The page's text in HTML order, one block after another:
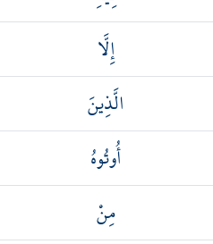
إِلَّا
الَّذِينَ
أُوتُوهُ
مِنْ